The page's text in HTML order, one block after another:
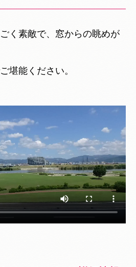
く素敵で、窓からの眺めが
堪能ください。